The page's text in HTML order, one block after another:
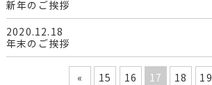
新年のご挨拶
2020.12.18
年末のご挨拶
« 15 16 17 18 19